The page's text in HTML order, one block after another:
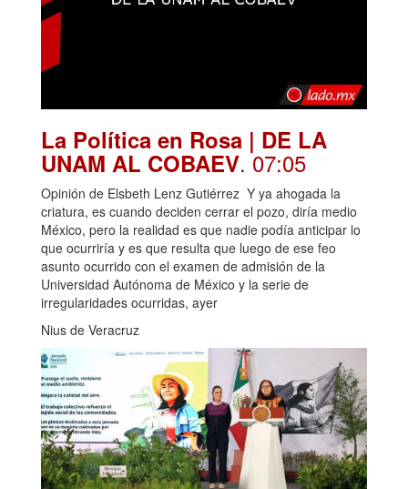
La Política en Rosa | DE LA
UNAM AL COBAEV. 07:05
Opinión de Elsbeth Lenz Gutiérrez Y ya ahogada la
criatura, es cuando deciden cerrar el pozo, diría medio
México, pero la realidad es que nadie podía anticipar lo
que ocurriría y es que resulta que luego de ese feo
asunto ocurrido con el examen de admisión de la
Universidad Autónoma de México y la serie de
irregularidades ocurridas, ayer
Nius de Veracruz